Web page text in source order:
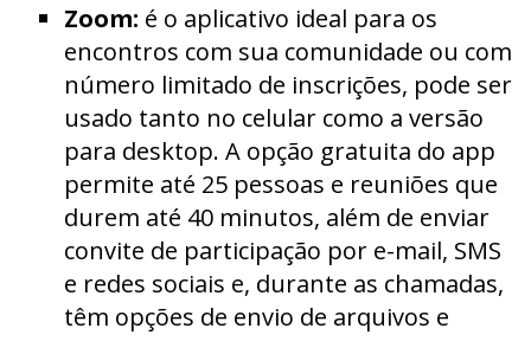
Zoom: é o aplicativo ideal para os
encontros com sua comunidade ou com
número limitado de inscrições, pode ser
usado tanto no celular como a versão
para desktop. A opção gratuita do app
permite até 25 pessoas e reuniões que
durem até 40 minutos, além de enviar
convite de participação por e-mail, SMS
e redes sociais e, durante as chamadas,
têm opções de envio de arquivos e